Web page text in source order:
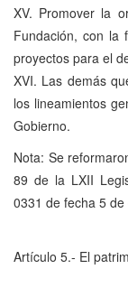
XV. Promover la
Fundación, con la
proyectos para el
XVI. Las demás
los lineamientos
Gobierno.
Nota: Se
89 de la LXII
0331 de fecha 5
Artículo 5.- El